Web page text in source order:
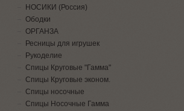
НОСИКИ (Россия)
Ободки
ОРГАНЗА
Ресницы для игрушек
Рукоделие
Спицы Круговые "Гамма"
Спицы Круговые эконом.
Спицы носочные
Спицы Носочные Гамма